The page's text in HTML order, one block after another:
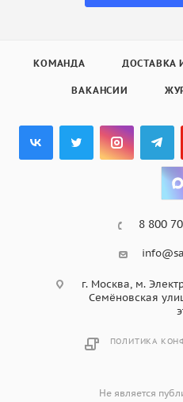
КОМАНДА ДОСТАВКА
ВАКАНСИИ
8 800
г. Москва, м.
Семёновская
ПОЛИТИКА
Не является